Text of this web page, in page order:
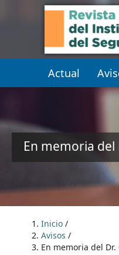
Actual
En memoria
Inicio /
Avisos /
En memoria del